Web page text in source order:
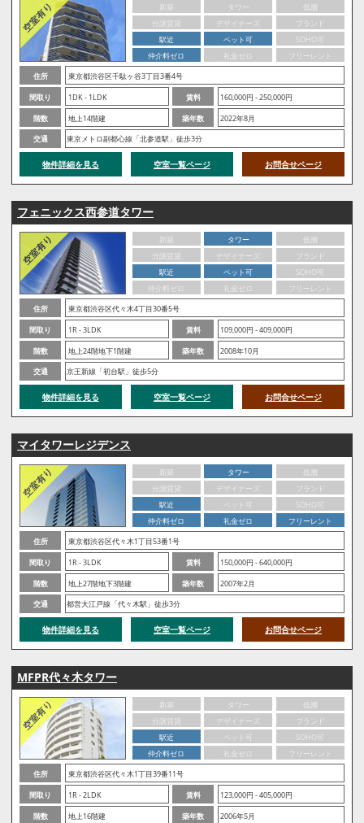
新築 タワー
低層
分譲賃貸
デザイナーズ
ブランド
駅近
ペット可
SOHO可
仲介料ゼロ
礼金ゼロ
フリーレント
住所
東京都渋谷区千駄ヶ谷3丁目3番4号
間取り
1DK - 1LDK 賃料
160,000円 - 250,000円
階数
地上14階建 築年数
2022年8月
交通
東京メトロ副都心線「北参道駅」徒歩3分
物件詳細を見る 空室一覧ページ お問合せページ
フェニックス西参道タワー
新築 タワー
低層
分譲賃貸
デザイナーズ
ブランド
駅近
ペット可
SOHO可
仲介料ゼロ
礼金ゼロ
フリーレント
住所
東京都渋谷区代々木4丁目30番5号
間取り
1R - 3LDK 賃料
109,000円 - 409,000円
階数
地上24階地下1階建 築年数
2008年10月
交通
京王新線「初台駅」徒歩5分
物件詳細を見る 空室一覧ページ お問合せページ
マイタワーレジデンス
新築 タワー
低層
分譲賃貸
デザイナーズ
ブランド
駅近
ペット可
SOHO可
仲介料ゼロ
礼金ゼロ
フリーレント
住所
東京都渋谷区代々木1丁目53番1号
間取り
1R - 3LDK 賃料
150,000円 - 640,000円
階数
地上27階地下3階建 築年数
2007年2月
交通
都営大江戸線「代々木駅」徒歩3分
物件詳細を見る 空室一覧ページ お問合せページ
MFPR代々木タワー
新築 タワー
低層
分譲賃貸
デザイナーズ
ブランド
駅近
ペット可
SOHO可
仲介料ゼロ
礼金ゼロ
フリーレント
住所
東京都渋谷区代々木1丁目39番11号
間取り
1R - 2LDK 賃料
123,000円 - 405,000円
階数
地上16階建 築年数 2006年5月